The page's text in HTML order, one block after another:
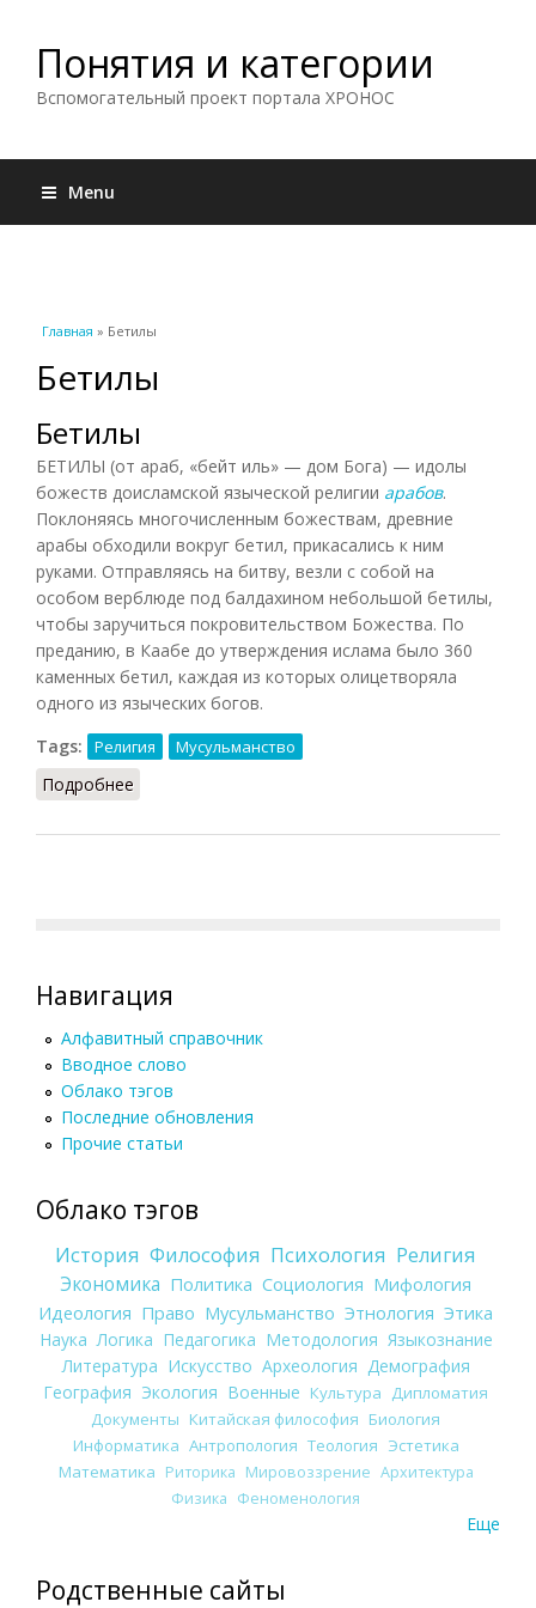
Понятия и категории
Вспомогательный проект портала ХРОНОС
Menu
Вы здесь
Главная » Бетилы
Бетилы
Бетилы
БЕТИЛЫ (от араб, «бейт иль» — дом Бога) — идолы
божеств доисламской языческой религии арабов.
Поклоняясь многочисленным божествам, древние
арабы обходили вокруг бетил, прикасались к ним
руками. Отправляясь на битву, везли с собой на
особом верблюде под балдахином небольшой бетилы,
чтобы заручиться покровительством Божества. По
преданию, в Каабе до утверждения ислама было 360
каменных бетил, каждая из которых олицетворяла
одного из языческих богов.
Tags:
Религия Мусульманство
Подробнее
Навигация
Алфавитный справочник
Вводное слово
Облако тэгов
Последние обновления
Прочие статьи
Облако тэгов
История Философия Психология Религия
Экономика Политика Социология Мифология
Идеология Право Мусульманство Этнология Этика
Наука Логика Педагогика Методология Языкознание
Литература Искусство Археология Демография
География Экология Военные Культура
Дипломатия
Документы Китайская философия Биология
Информатика Антропология Теология Эстетика
Математика Риторика Мировоззрение Архитектура
Физика Феноменология
Еще
Родственные сайты